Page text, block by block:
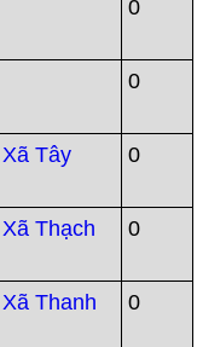
0
0
Tây
0
Thạch
0
Thanh
0